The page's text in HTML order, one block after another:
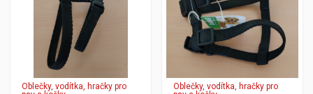
Oblečky, vodítka, hračky pro
Oblečky, vodítka, hračky pro